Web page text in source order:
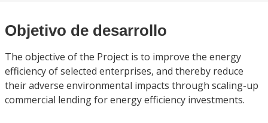
Objetivo de desarrollo
The objective of the Project is to improve the energy
efficiency of selected enterprises, and thereby reduce
their adverse environmental impacts through scaling-up
commercial lending for energy efficiency investments.